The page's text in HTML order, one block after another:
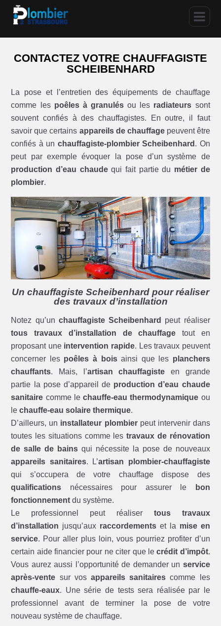
CONTACTEZ VOTRE CHAUFFAGISTE
SCHEIBENHARD
La pose et l’entretien des équipements de chauffage
comme les poêles à granulés ou les radiateurs sont
souvent confiés à des chauffagistes. En outre, il faut
savoir que certains appareils de chauffagepeuvent être
confiés à un chauffagiste-plombier Scheibenhard . On
peut par exemple évoquer la pose d’un système de
production d’eau chaudequi fait partie du métier de
plombier.
Un chauffagiste Scheibenhard pour réaliser
des travaux d’installation
Notez qu’un chauffagiste Scheibenhard
peut réaliser
tous travaux d’installation de chauffage tout en
proposant une intervention rapide. Les travaux peuvent
concerner les poêles à boisainsi que les planchers
chauffants. Mais, l’artisan chauffagiste en grande
partie la pose d’appareil de production d’eau chaude
sanitaire comme lechauffe-eau thermodynamique ou
lechauffe-eau solaire thermique.
D’ailleurs, un installateur plombierpeut intervenir dans
toutes les situations comme lestravaux de rénovation
de salle de bains qui nécessite la pose de nouveaux
appareils sanitaires. L’artisan plombier-chauffagiste
qui s’occupera de votre chauffage dispose des
qualifications nécessaires pour assurer le
bon
fonctionnement du système.
Le professionnel peut réaliser tous travaux
d’installation jusqu’aux raccordements et la mise en
service. Pour aller plus loin, vous pourriez profiter d’un
certain aide financier pour ne citer que lecrédit d’impôt.
Vous aurez aussi l’opportunité de demander un service
après-vente sur vos appareils sanitaires comme les
chauffe-eaux. Une série de tests sera réalisée par le
professionnel avant de terminer la pose de votre
nouveau système de chauffage.